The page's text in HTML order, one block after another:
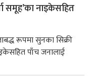
समूह’का नाइकेसहित
रूपमा सुनका सिक्री
पाँच जनालाई